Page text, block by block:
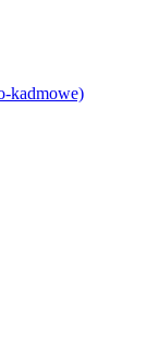
kadmowe)